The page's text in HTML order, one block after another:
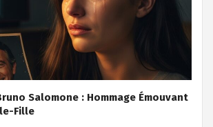
Salomone : Hommage Émouvant
Fille